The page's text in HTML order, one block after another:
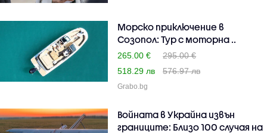
Морско приключение в
Созопол: Тур с моторна ..
265.00 €
295.00 €
518.29 лв
576.97 лв
Grabo.bg
Войната в Украйна извън
границите: Близо 100 случая на